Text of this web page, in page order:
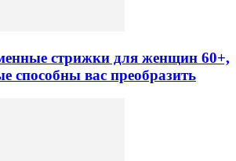
стрижки для женщин 60+,
способны вас преобразить